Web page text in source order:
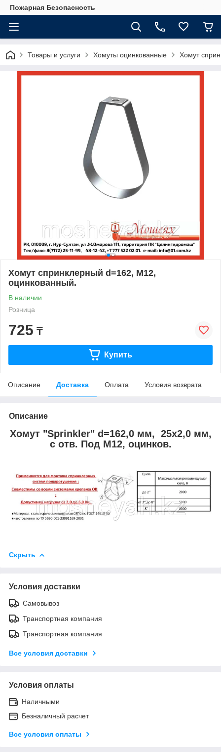
Пожарная Безопасность
Товары и услуги Хомуты оцинкованные Хомут
Хомут спринклерный d=162, М12,
оцинкованный.
В наличии
Розница
725 ₸
Купить
Описание Доставка Оплата Условия возврата
Описание
Хомут "Sprinkler" d=162,0 мм, 25х2,0 мм,
с отв. Под М12, оцинков.
Скрыть
Условия доставки
Самовывоз
Транспортная компания
Транспортная компания
Все условия доставки
Условия оплаты
Наличными
Безналичный расчет
Все условия оплаты